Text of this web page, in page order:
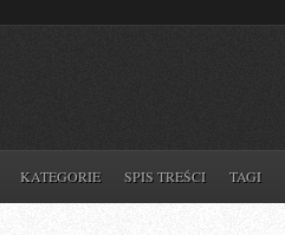
KATEGORIE SPIS TREŚCI TAGI